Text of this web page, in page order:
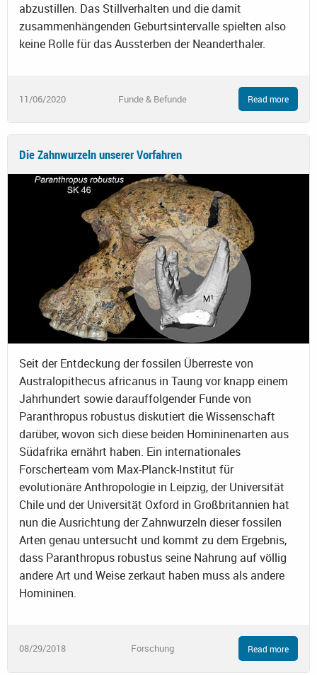
abzustillen. Das Stillverhalten und die damit
zusammenhängenden Geburtsintervalle spielten also
keine Rolle für das Aussterben der Neanderthaler.
11/06/2020 Funde & Befunde Read more
Die Zahnwurzeln unserer Vorfahren
Seit der Entdeckung der fossilen Überreste von
Australopithecus africanus in Taung vor knapp einem
Jahrhundert sowie darauffolgender Funde von
Paranthropus robustus diskutiert die Wissenschaft
darüber, wovon sich diese beiden Homininenarten aus
Südafrika ernährt haben. Ein internationales
Forscherteam vom Max-Planck-Institut für
evolutionäre Anthropologie in Leipzig, der Universität
Chile und der Universität Oxford in Großbritannien hat
nun die Ausrichtung der Zahnwurzeln dieser fossilen
Arten genau untersucht und kommt zu dem Ergebnis,
dass Paranthropus robustus seine Nahrung auf völlig
andere Art und Weise zerkaut haben muss als andere
Homininen.
08/29/2018 Forschung Read more